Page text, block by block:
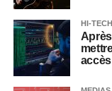
HI-TECH
accès